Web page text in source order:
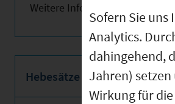
Weitere Informationen finden
Hebesätze
Sofern Sie
Analytics.
dahingehend,
Jahren)
Wirkung für